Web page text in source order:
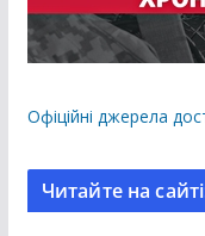
Офіційні джерела
Читайте на